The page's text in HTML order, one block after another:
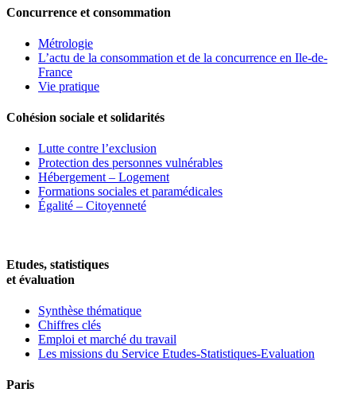
Concurrence et consommation
Métrologie
L’actu de la consommation et de la concurrence en Ile-de-
France
Vie pratique
Cohésion sociale et solidarités
Lutte contre l’exclusion
Protection des personnes vulnérables
Hébergement – Logement
Formations sociales et paramédicales
Égalité – Citoyenneté
Etudes, statistiques
et évaluation
Synthèse thématique
Chiffres clés
Emploi et marché du travail
Les missions du Service Etudes-Statistiques-Evaluation
Paris